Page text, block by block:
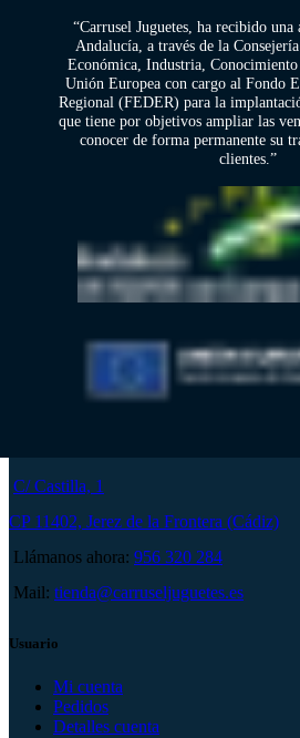
“Carrusel Juguetes, ha recibido una
Andalucía, a través de la
Económica, Industria,
Unión Europea con cargo al Fondo
Regional (FEDER) para la
que tiene por objetivos ampliar las
conocer de forma permanente su
clientes.”
C/ Castilla, 1
CP 11402, Jerez de la Frontera (Cádiz)
Llámanos ahora: 956 320 284
Mail: tienda@carruseljuguetes.es
Usuario
Mi cuenta
Pedidos
Detalles cuenta